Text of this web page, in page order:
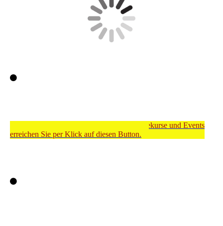
Meinen Shop für Dienstleistungen, Onlinekurse und Events
erreichen Sie per Klick auf diesen Button.